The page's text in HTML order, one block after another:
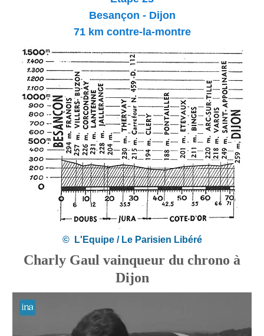
Besançon - Dijon
71 km contre-la-montre
© L'Equipe / Le Parisien Libéré
Charly Gaul vainqueur du chrono à
Dijon